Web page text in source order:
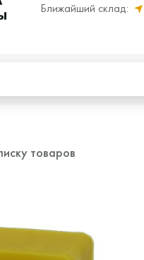
Ближайший склад:
товаров